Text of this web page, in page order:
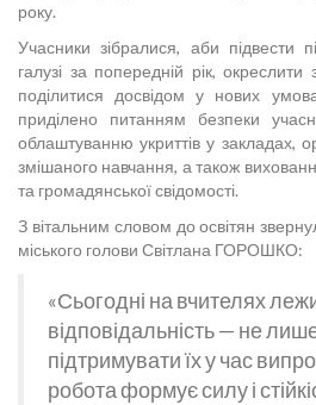
року.
Учасники зібралися, аби підвести
галузі за попередній рік,
поділитися досвідом у нових
приділено питанням безпеки
облаштуванню укриттів у закладах,
змішаного навчання, а також
та громадянської свідомості.
З вітальним словом до освітян
міського голови Світлана ГОРОШКО:
«Сьогодні на вчителях
відповідальність — не
підтримувати їх у час
робота формує силу і